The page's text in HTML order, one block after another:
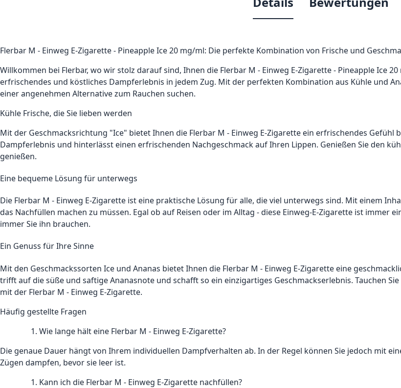
Flerbar M - Einweg E-Zigarette - Pineapple Ice 20 mg/ml: Die perfekte Kombination von Frische und
Willkommen bei Flerbar, wo wir stolz darauf sind, Ihnen die Flerbar M - Einweg E-Zigarette - Pineapple Ice
erfrischendes und köstliches Dampferlebnis in jedem Zug. Mit der perfekten Kombination aus Kühle und
einer angenehmen Alternative zum Rauchen suchen.
Kühle Frische, die Sie lieben werden
Mit der Geschmacksrichtung "Ice" bietet Ihnen die Flerbar M - Einweg E-Zigarette ein erfrischendes
Dampferlebnis und hinterlässt einen erfrischenden Nachgeschmack auf Ihren Lippen. Genießen Sie den
genießen.
Eine bequeme Lösung für unterwegs
Die Flerbar M - Einweg E-Zigarette ist eine praktische Lösung für alle, die viel unterwegs sind. Mit einem
das Nachfüllen machen zu müssen. Egal ob auf Reisen oder im Alltag - diese Einweg-E-Zigarette ist immer
immer Sie ihn brauchen.
Ein Genuss für Ihre Sinne
Mit den Geschmackssorten Ice und Ananas bietet Ihnen die Flerbar M - Einweg E-Zigarette eine
trifft auf die süße und saftige Ananasnote und schafft so ein einzigartiges Geschmackserlebnis. Tauchen
mit der Flerbar M - Einweg E-Zigarette.
Häufig gestellte Fragen
Wie lange hält eine Flerbar M - Einweg E-Zigarette?
Die genaue Dauer hängt von Ihrem individuellen Dampfverhalten ab. In der Regel können Sie jedoch mit
Zügen dampfen, bevor sie leer ist.
Kann ich die Flerbar M - Einweg E-Zigarette nachfüllen?